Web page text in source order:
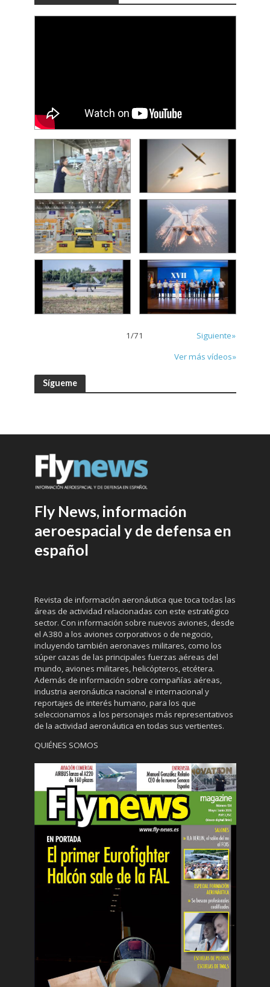
1/71
Siguiente»
Ver más vídeos»
Sígueme
Fly News, información
aeroespacial y de defensa en
español
Revista de información aeronáutica que toca todas las
áreas de actividad relacionadas con este estratégico
sector. Con información sobre nuevos aviones, desde
el A380 a los aviones corporativos o de negocio,
incluyendo también aeronaves militares, como los
súper cazas de las principales fuerzas aéreas del
mundo, aviones militares, helicópteros, etcétera.
Además de información sobre compañías aéreas,
industria aeronáutica nacional e internacional y
reportajes de interés humano, para los que
seleccionamos a los personajes más representativos
de la actividad aeronáutica en todas sus vertientes.
QUIÉNES SOMOS